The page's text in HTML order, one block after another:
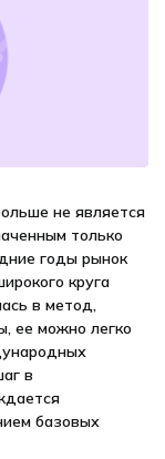
не является
только
годы рынок
круга
в метод,
ее можно легко
в
базовых